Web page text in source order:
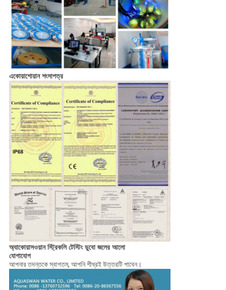
একোয়াশোয়ান শংসাপত্র
অ্যাকোয়াসওয়ান স্ট্রিকলি টেস্টিং ডুবো জলের আলো
যোগাযোগ
আপনার তদন্তকে স্বাগতম, আপনি শীঘ্রই উত্তরটি পাবেন।